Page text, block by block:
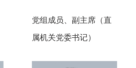
党组成员、副主席（直
属机关党委书记）